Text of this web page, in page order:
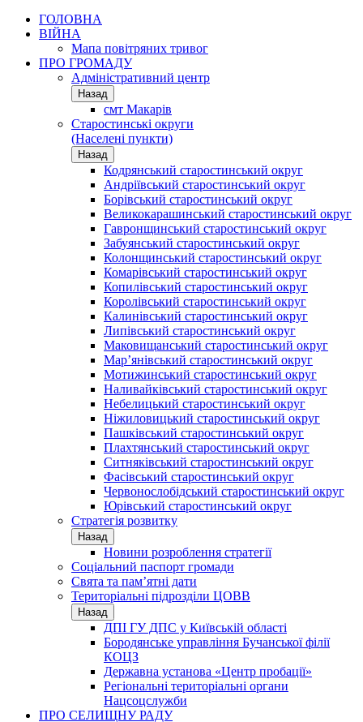
ГОЛОВНА
ВІЙНА
Мапа повітряних тривог
ПРО ГРОМАДУ
Aдміністративний центр
Назад
смт Макарів
Старостинські округи
(Населені пункти)
Назад
Кодрянський старостинський округ
Андріївський старостинський округ
Борівський старостинський округ
Великокарашинський старостинський округ
Гавронщинський старостинський округ
Забуянський старостинський округ
Колонщинський старостинський округ
Комарівський старостинський округ
Копилівський старостинський округ
Королівський старостинський округ
Калинівський старостинський округ
Липівський старостинський округ
Маковищанський старостинський округ
Мар’янівський старостинський округ
Мотижинський старостинський округ
Наливайківський старостинський округ
Небелицький старостинський округ
Ніжиловицький старостинський округ
Пашківський старостинський округ
Плахтянський старостинський округ
Ситняківський старостинський округ
Фасівський старостинський округ
Червонослобідський старостинський округ
Юрівський старостинський округ
Стратегія розвитку
Назад
Новини розроблення стратегії
Соціальний паспорт громади
Свята та пам’ятні дати
Територіальні підрозділи ЦОВВ
Назад
ДПІ ГУ ДПС у Київській області
Бородянське управління Бучанської філії
КОЦЗ
Державна установа «Центр пробації»
Регіональні територіальні органи
Нацсоцслужби
ПРО СЕЛИЩНУ РАДУ